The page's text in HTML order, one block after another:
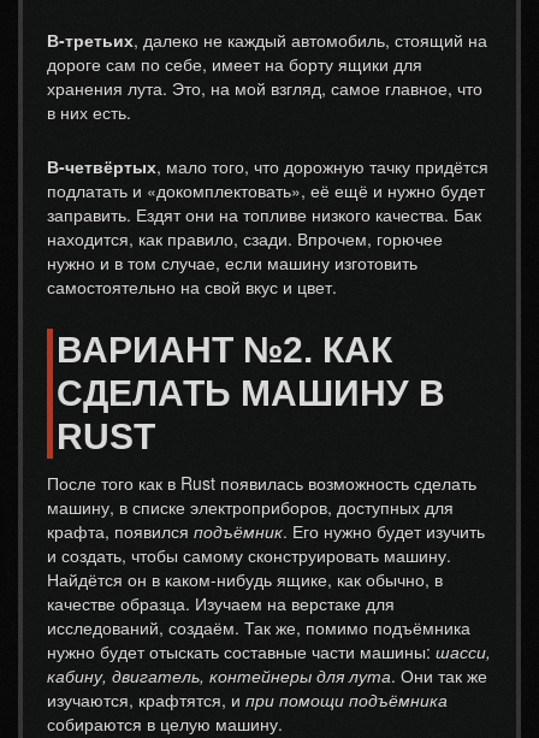
В-третьих, далеко не каждый автомобиль, стоящий на
дороге сам по себе, имеет на борту ящики для
хранения лута. Это, на мой взгляд, самое главное, что
в них есть.
В-четвёртых, мало того, что дорожную тачку придётся
подлатать и «докомплектовать», её ещё и нужно будет
заправить. Ездят они на топливе низкого качества. Бак
находится, как правило, сзади. Впрочем, горючее
нужно и в том случае, если машину изготовить
самостоятельно на свой вкус и цвет.
ВАРИАНТ №2. КАК
СДЕЛАТЬ МАШИНУ В
RUST
После того как в Rust появилась возможность сделать
машину, в списке электроприборов, доступных для
крафта, появился подъёмник. Его нужно будет изучить
и создать, чтобы самому сконструировать машину.
Найдётся он в каком-нибудь ящике, как обычно, в
качестве образца. Изучаем на верстаке для
исследований, создаём. Так же, помимо подъёмника
нужно будет отыскать составные части машины: шасси,
кабину, двигатель, контейнеры для лута. Они так же
изучаются, крафтятся, и при помощи подъёмника
собираются в целую машину.